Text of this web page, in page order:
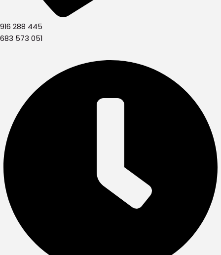
916 288 445
683 573 051